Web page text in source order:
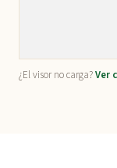
¿El visor no carga?Ver